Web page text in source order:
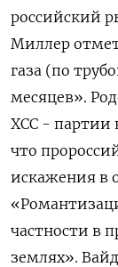
российский
Миллер
газа (по
месяцев».
ХСС - партии
что
искажения в
частности в
землях».